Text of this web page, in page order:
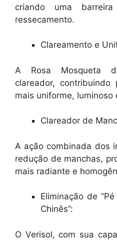
criando uma
ressecamento.
Clareamento e
A Rosa Mosqueta
clareador,
mais uniforme, luminoso
Clareador de
A ação combinada dos
redução de manchas,
mais radiante e
Eliminação de
Chinês”:
O Verisol, com sua